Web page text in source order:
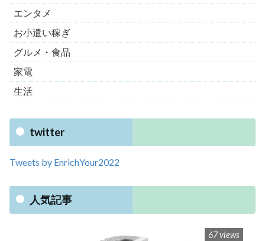
エンタメ
お小遣い稼ぎ
グルメ・食品
家電
生活
twitter
Tweets by EnrichYour2022
人気記事
67 views